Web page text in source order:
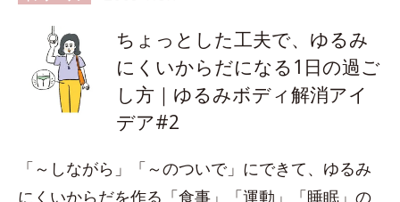
ちょっとした工夫で、ゆるみ
にくいからだになる1日の過ご
し方｜ゆるみボディ解消アイ
デア#2
「～しながら」「～のついで」にできて、ゆるみ
にくいからだを作る「食事」「運動」「睡眠」の